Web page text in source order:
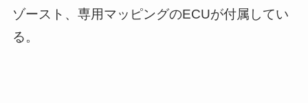
ゾースト、専用マッピングのECUが付属してい
る。